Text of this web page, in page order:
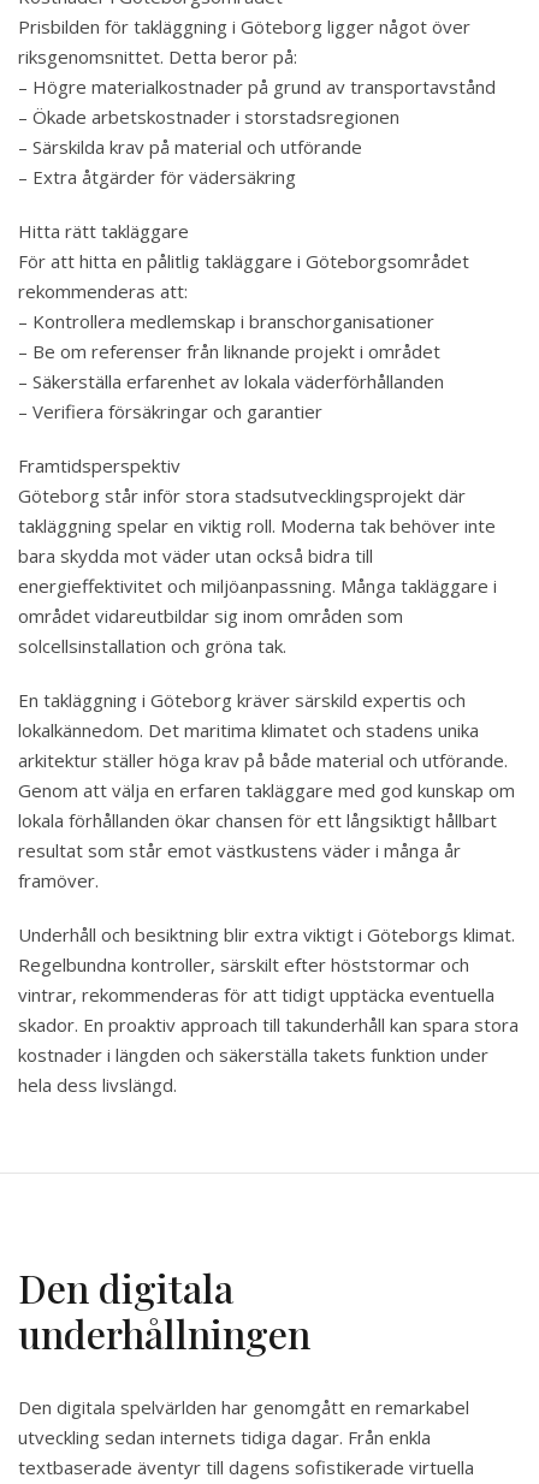
Prisbilden för takläggning i Göteborg ligger något över
riksgenomsnittet. Detta beror på:
– Högre materialkostnader på grund av transportavstånd
– Ökade arbetskostnader i storstadsregionen
– Särskilda krav på material och utförande
– Extra åtgärder för vädersäkring
Hitta rätt takläggare
För att hitta en pålitlig takläggare i Göteborgsområdet
rekommenderas att:
– Kontrollera medlemskap i branschorganisationer
– Be om referenser från liknande projekt i området
– Säkerställa erfarenhet av lokala väderförhållanden
– Verifiera försäkringar och garantier
Framtidsperspektiv
Göteborg står inför stora stadsutvecklingsprojekt där
takläggning spelar en viktig roll. Moderna tak behöver inte
bara skydda mot väder utan också bidra till
energieffektivitet och miljöanpassning. Många takläggare i
området vidareutbildar sig inom områden som
solcellsinstallation och gröna tak.
En takläggning i Göteborg kräver särskild expertis och
lokalkännedom. Det maritima klimatet och stadens unika
arkitektur ställer höga krav på både material och utförande.
Genom att välja en erfaren takläggare med god kunskap om
lokala förhållanden ökar chansen för ett långsiktigt hållbart
resultat som står emot västkustens väder i många år
framöver.
Underhåll och besiktning blir extra viktigt i Göteborgs klimat.
Regelbundna kontroller, särskilt efter höststormar och
vintrar, rekommenderas för att tidigt upptäcka eventuella
skador. En proaktiv approach till takunderhåll kan spara stora
kostnader i längden och säkerställa takets funktion under
hela dess livslängd.
Den digitala
underhållningen
Den digitala spelvärlden har genomgått en remarkabel
utveckling sedan internets tidiga dagar. Från enkla
textbaserade äventyr till dagens sofistikerade virtuella